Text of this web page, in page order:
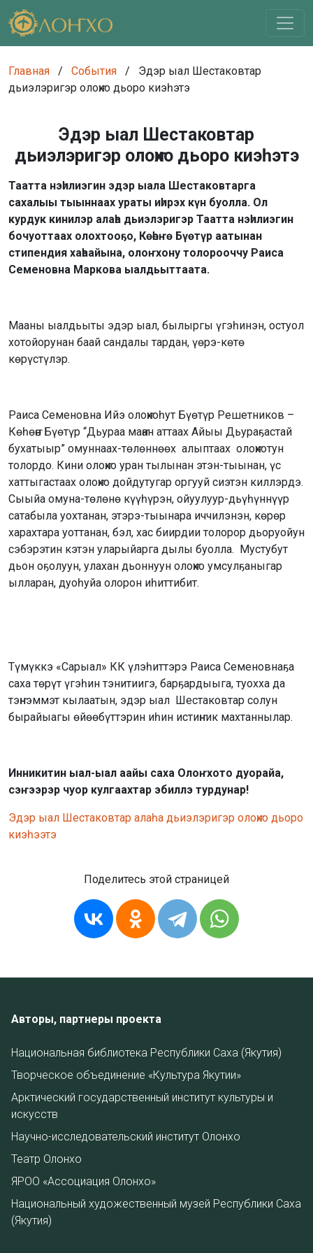
Главная / События /
Эдэр ыал Шестаковтар
дьиэлэригэр олоҥхо дьоро киэһэтэ
Эдэр ыал Шестаковтар
дьиэлэригэр олоҥхо дьоро киэһэтэ
Таатта нэһилиэгин эдэр ыала Шестаковтарга
сахалыы тыыннаах ураты иһирэх күн буолла. Ол
курдук кинилэр алаһа дьиэлэригэр Таатта нэһилиэгин
бочуоттаах олохтооҕо, Көһөҥө Бүөтүр аатынан
стипендия хаһаайына, олоҥхону толорооччу Раиса
Семеновна Маркова ыалдьыттаата.
Мааны ыалдьыты эдэр ыал, былыргы үгэһинэн, остуол
хотойорунан баай сандалы тардан, үөрэ-көтө
көрүстүлэр.
Раиса Семеновна Ийэ олоҥхоһут Бүөтүр Решетников –
Көһөҥө Бүөтүр “Дьураа маҥан аттаах Айыы Дьураҕастай
бухатыыр” омуннаах-төлөннөөх алыптаах олоҥхотун
толордо. Кини олоҥхо уран тылынан этэн-тыынан, үс
хаттыгастаах олоҥхо дойдутугар оргууй сиэтэн киллэрдэ.
Сыыйа омуна-төлөнө күүһүрэн, ойуулуур-дьүһүннүүр
сатабыла уохтанан, этэрэ-тыынара иччилэнэн, көрөр
харахтара уоттанан, бэл, хас биирдии толорор дьоруойун
сэбэрэтин кэтэн уларыйарга дылы буолла. Мустубут
дьон оҕолуун, улахан дьоннуун олоҥхо умсулҕаныгар
ылларан, дуоһуйа олорон иһиттибит.
Түмүккэ «Сарыал» КК үлэһиттэрэ Раиса Семеновнаҕа
саха төрүт үгэһин тэнитиигэ, барҕардыыга, туохха да
тэҥнэммэт кылаатын, эдэр ыал Шестаковтар солун
бырайыагы өйөөбүттэрин иһин истиҥник махтаннылар.
Инникитин ыал-ыал аайы саха Олоҥхото дуорайа,
сэҥээрэр чуор кулгаахтар эбиллэ турдунар!
Эдэр ыал Шестаковтар алаһа дьиэлэригэр олоҥхо дьоро
киэһээтэ
Поделитесь этой страницей
Авторы, партнеры проекта
Национальная библиотека Республики Саха (Якутия)
Творческое объединение «Культура Якутии»
Арктический государственный институт культуры и
искусств
Научно-исследовательский институт Олонхо
Театр Олонхо
ЯРОО «Ассоциация Олонхо»
Национальный художественный музей Республики Саха
(Якутия)